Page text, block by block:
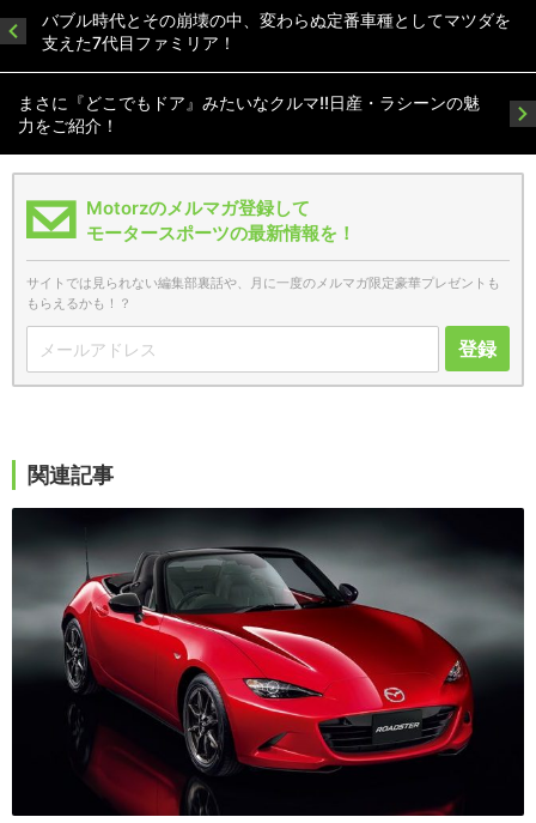
バブル時代とその崩壊の中、変わらぬ定番車種としてマツダを
支えた7代目ファミリア！
まさに『どこでもドア』みたいなクルマ!!日産・ラシーンの魅
力をご紹介！
Motorzのメルマガ登録して
モータースポーツの最新情報を！
サイトでは見られない編集部裏話や、月に一度のメルマガ限定豪華プレゼントも
もらえるかも！？
登録
関連記事